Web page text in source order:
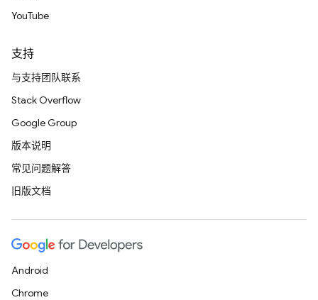
YouTube
支持
与支持团队联系
Stack Overflow
Google Group
版本说明
常见问题解答
旧版文档
Android
Chrome